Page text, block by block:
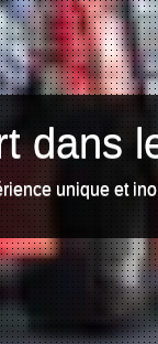
dans
unique et